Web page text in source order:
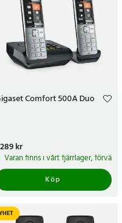
inom 5-7 arbetsdagar
Comfort 500A Duo
:1 289 kr
kr
Varan finns i vårt fjärrlager,
Köp